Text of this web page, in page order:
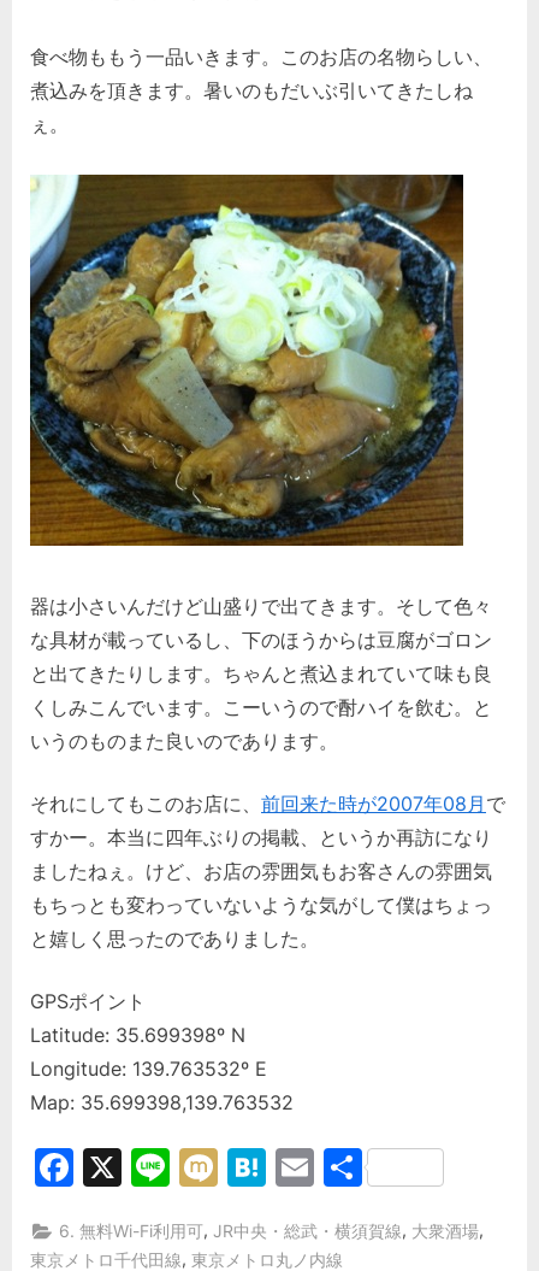
食べ物ももう一品いきます。このお店の名物らしい、
煮込みを頂きます。暑いのもだいぶ引いてきたしね
ぇ。
器は小さいんだけど山盛りで出てきます。そして色々
な具材が載っているし、下のほうからは豆腐がゴロン
と出てきたりします。ちゃんと煮込まれていて味も良
くしみこんでいます。こーいうので酎ハイを飲む。と
いうのものまた良いのであります。
それにしてもこのお店に、 前回来た時が2007年08月 で
すかー。本当に四年ぶりの掲載、というか再訪になり
ましたねぇ。けど、お店の雰囲気もお客さんの雰囲気
もちっとも変わっていないような気がして僕はちょっ
と嬉しく思ったのでありました。
GPSポイント
Latitude: 35.699398º N
Longitude: 139.763532º E
Map: 35.699398,139.763532
Facebook
X LineMixiHatena
Email
共
6. 無料Wi-Fi利用可,JR中央・総武・横須賀線, 大衆酒場,
東京メトロ千代田線, 東京メトロ丸ノ内線